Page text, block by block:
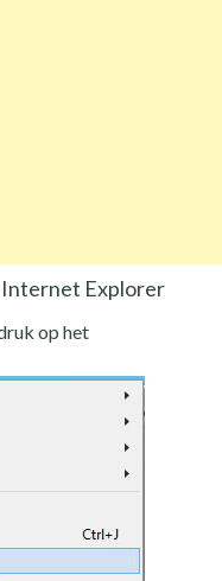
Internet Explorer
op het